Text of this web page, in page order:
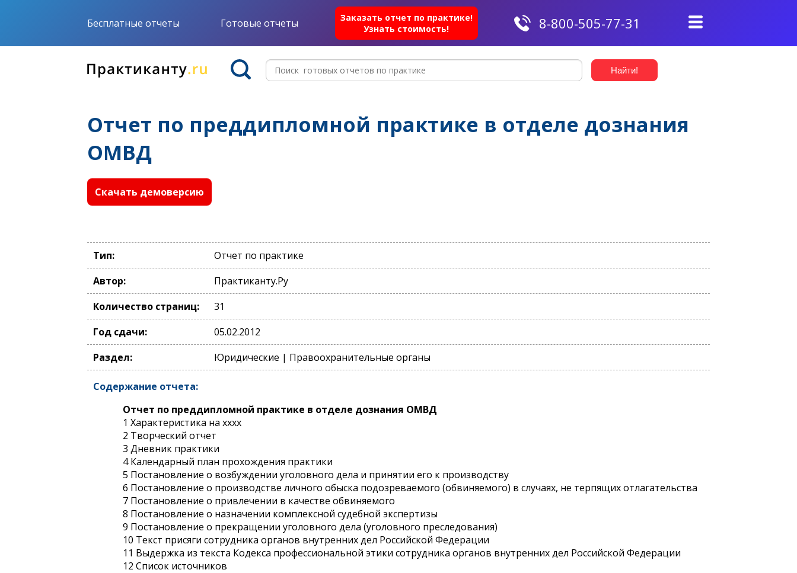
Бесплатные отчеты Готовые отчеты
Заказать отчет по практике!
Узнать стоимость!
8-800-505-77-31
Отчет по преддипломной практике в отделе дознания
ОМВД
Скачать демоверсию
Тип:
Отчет по практике
Автор:
Практиканту.Ру
Количество страниц:
31
Год сдачи:
05.02.2012
Раздел:
Юридические | Правоохранительные органы
Содержание отчета:
Отчет по преддипломной практике в отделе дознания ОМВД
1 Характеристика на xxxx
2 Творческий отчет
3 Дневник практики
4 Календарный план прохождения практики
5 Постановление о возбуждении уголовного дела и принятии его к производству
6 Постановление о производстве личного обыска подозреваемого (обвиняемого) в случаях, не терпящих отлагательства
7 Постановление о привлечении в качестве обвиняемого
8 Постановление о назначении комплексной судебной экспертизы
9 Постановление о прекращении уголовного дела (уголовного преследования)
10 Текст присяги сотрудника органов внутренних дел Российской Федерации
11 Выдержка из текста Кодекса профессиональной этики сотрудника органов внутренних дел Российской Федерации
12 Список источников